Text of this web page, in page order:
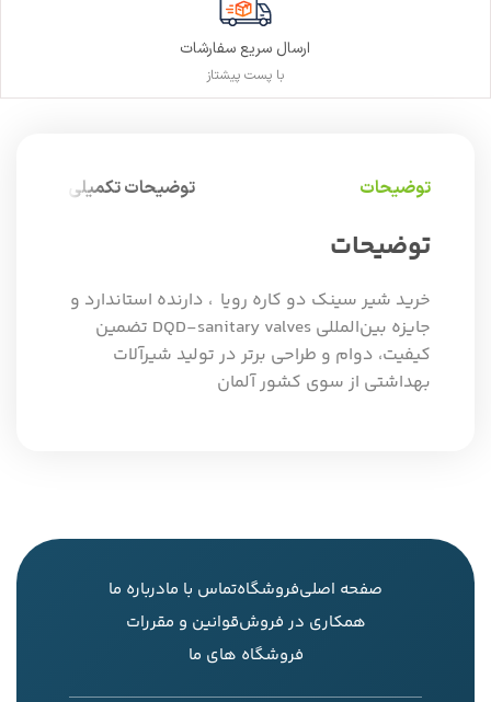
ارسال سریع سفارشات
با پست پیشتاز
توضیحات توضیحات تکمیلی
توضیحات
خرید شیر سینک دو کاره رویا ، دارنده استاندارد و
جایزه بین‌المللی DQD-sanitary valves تضمین
کیفیت، دوام و طراحی برتر در تولید شیرآلات
بهداشتی از سوی کشور آلمان
صفحه اصلیفروشگاهتماس با مادرباره ما
همکاری در فروشقوانین و مقررات
فروشگاه های ما